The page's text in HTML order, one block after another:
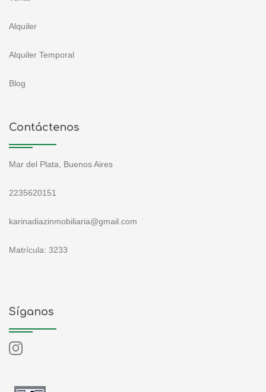
Alquiler
Alquiler Temporal
Blog
Contáctenos
Mar del Plata, Buenos Aires
2235620151
karinadiazinmobiliaria@gmail.com
Matrícula: 3233
Síganos